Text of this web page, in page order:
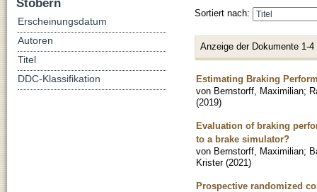
Sortiert nach:
Anzeige der Dokumente 1-4
Estimating Braking
von Bernstorff, Maximilian;
(2019)
Evaluation of braking
to a brake simulator?
von Bernstorff, Maximilian;
Krister (2021)
Prospective randomized
Erscheinungsdatum
Autoren
Titel
DDC-Klassifikation